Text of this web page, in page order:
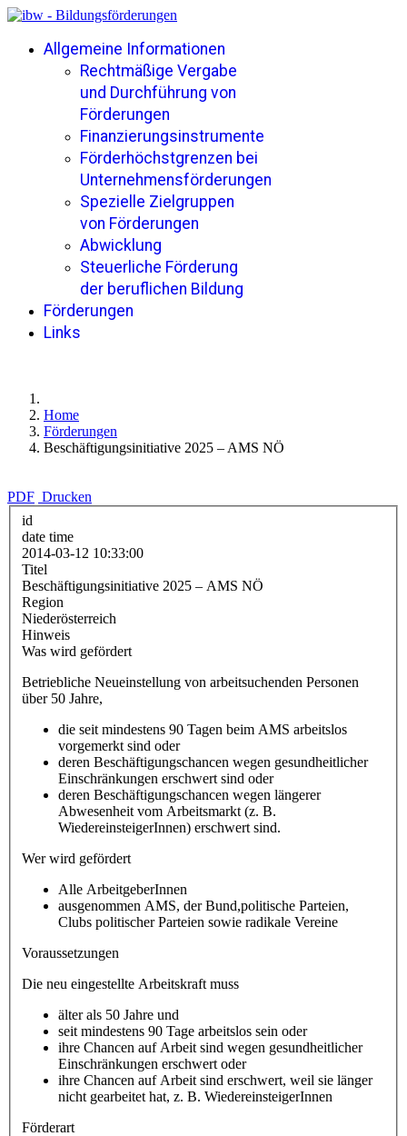
Allgemeine Informationen
Rechtmäßige Vergabe
und Durchführung von
Förderungen
Finanzierungsinstrumente
Förderhöchstgrenzen bei
Unternehmensförderungen
Spezielle Zielgruppen
von Förderungen
Abwicklung
Steuerliche Förderung
der beruflichen Bildung
Förderungen
Links
Home
Förderungen
Beschäftigungsinitiative 2025 – AMS NÖ
PDF Drucken
id
date time
2014-03-12 10:33:00
Titel
Beschäftigungsinitiative 2025 – AMS NÖ
Region
Niederösterreich
Hinweis
Was wird gefördert
Betriebliche Neueinstellung von arbeitsuchenden Personen
über 50 Jahre,
die seit mindestens 90 Tagen beim AMS arbeitslos
vorgemerkt sind oder
deren Beschäftigungschancen wegen gesundheitlicher
Einschränkungen erschwert sind oder
deren Beschäftigungschancen wegen längerer
Abwesenheit vom Arbeitsmarkt (z. B.
WiedereinsteigerInnen) erschwert sind.
Wer wird gefördert
Alle ArbeitgeberInnen
ausgenommen AMS, der Bund,politische Parteien,
Clubs politischer Parteien sowie radikale Vereine
Voraussetzungen
Die neu eingestellte Arbeitskraft muss
älter als 50 Jahre und
seit mindestens 90 Tage arbeitslos sein oder
ihre Chancen auf Arbeit sind wegen gesundheitlicher
Einschränkungen erschwert oder
ihre Chancen auf Arbeit sind erschwert, weil sie länger
nicht gearbeitet hat, z. B. WiedereinsteigerInnen
Förderart